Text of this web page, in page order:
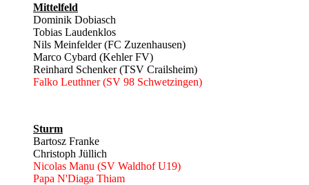
Mittelfeld
Dominik Dobiasch
Tobias Laudenklos
Nils Meinfelder (FC Zuzenhausen)
Marco Cybard (Kehler FV)
Reinhard Schenker (TSV Crailsheim)
Falko Leuthner (SV 98 Schwetzingen)
Sturm
Bartosz Franke
Christoph Jüllich
Nicolas Manu (SV Waldhof U19)
Papa N'Diaga Thiam